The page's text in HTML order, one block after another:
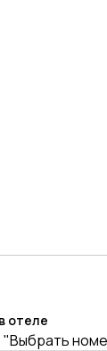
отеле
"Выбрать